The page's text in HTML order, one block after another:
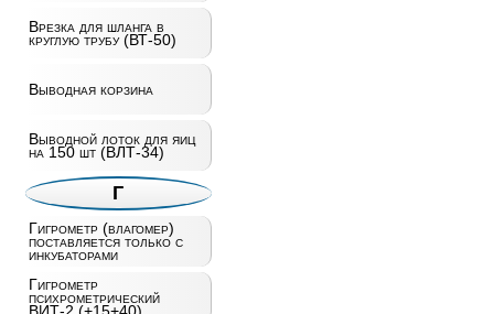
Врезка для шланга в
круглую трубу (ВТ-50)
Выводная корзина
Выводной лоток для яиц
на 150 шт (ВЛТ-34)
Г
Гигрометр (влагомер)
поставляется только с
инкубаторами
Гигрометр
психрометрический